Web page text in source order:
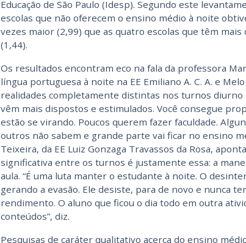
Educação de São Paulo (Idesp). Segundo este
escolas que não oferecem o ensino médio à noite
vezes maior (2,99) que as quatro escolas que têm
(1,44).
Os resultados encontram eco na fala da professora
língua portuguesa à noite na EE Emiliano A. C. A. e
realidades completamente distintas nos turnos diurno
vêm mais dispostos e estimulados. Você consegue
estão se virando. Poucos querem fazer faculdade.
outros não sabem e grande parte vai ficar no ensino
Teixeira, da EE Luiz Gonzaga Travassos da Rosa,
significativa entre os turnos é justamente essa: a
aula. “É uma luta manter o estudante à noite. O
gerando a evasão. Ele desiste, para de novo e nunca
rendimento. O aluno que ficou o dia todo em outra
conteúdos”, diz.
Pesquisas de caráter qualitativo acerca do ensino